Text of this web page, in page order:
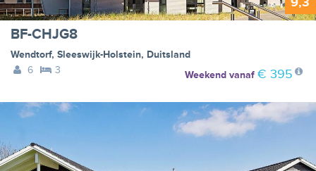
BF-CHJG8
Wendtorf, Sleeswijk-Holstein, Duitsland
6
3 Weekendvanaf € 395